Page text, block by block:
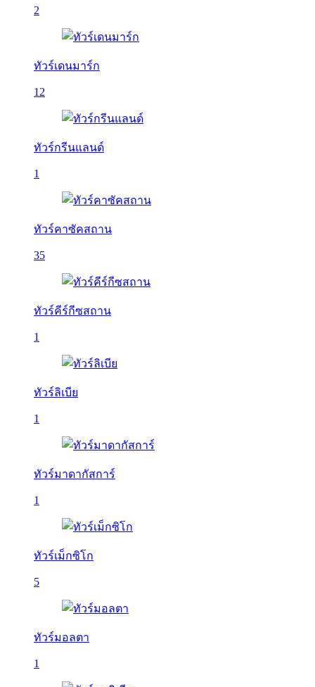
2
ทัวร์เดนมาร์ก
12
ทัวร์กรีนแลนด์
1
ทัวร์คาซัคสถาน
35
ทัวร์คีร์กีซสถาน
1
ทัวร์ลิเบีย
1
ทัวร์มาดากัสการ์
1
ทัวร์เม็กซิโก
5
ทัวร์มอลตา
1